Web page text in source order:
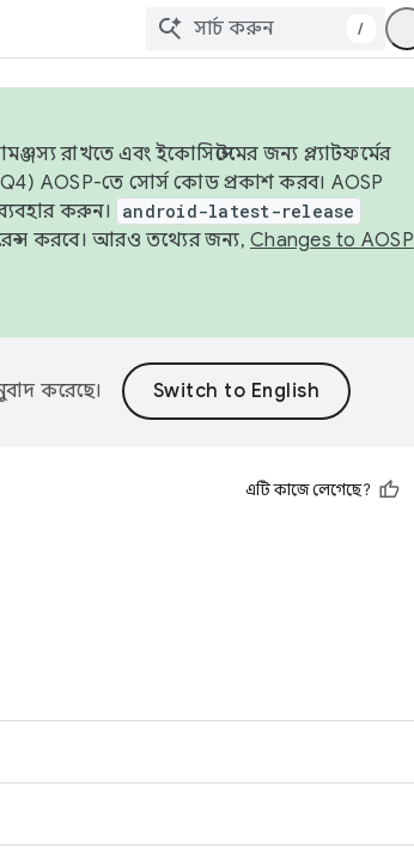
/
রাখতে এবং ইকোসিস্টেমের জন্য প্ল্যাটফর্মের
Q4) AOSP-তে সোর্স কোড প্রকাশ করব। AOSP
করুন। android-latest-release
করবে। আরও তথ্যের জন্য, Changes to AOSP
করেছে।
এটি কাজে লেগেছে?